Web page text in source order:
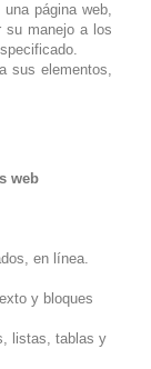
página web,
su manejo a los
sus elementos,
web
en línea.
y bloques
listas, tablas y